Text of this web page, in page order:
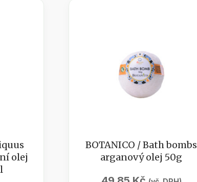
olej
BOTANICO / Bath bombs
arganový olej 50g